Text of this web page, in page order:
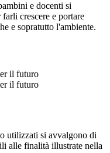
e docenti si
crescere e portare
e sopratutto l'ambiente.
utilizzati si avvalgono di
alle finalità illustrate nella